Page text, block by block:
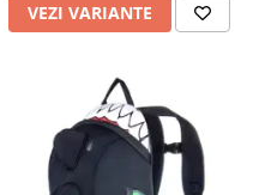
VEZI VARIANTE